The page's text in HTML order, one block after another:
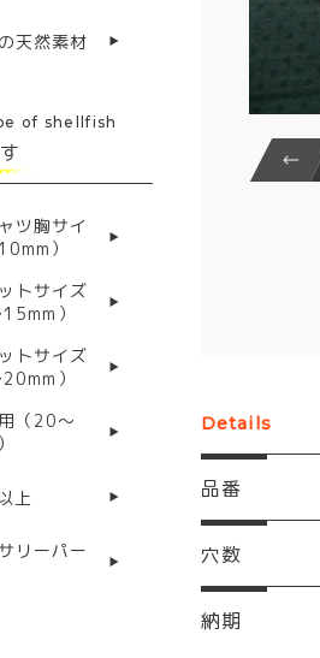
Details
品番
穴数
納期
天然素材
of shellfish
ツ胸サイ
）
トサイズ
）
トサイズ
）
（20〜
上
リーパー